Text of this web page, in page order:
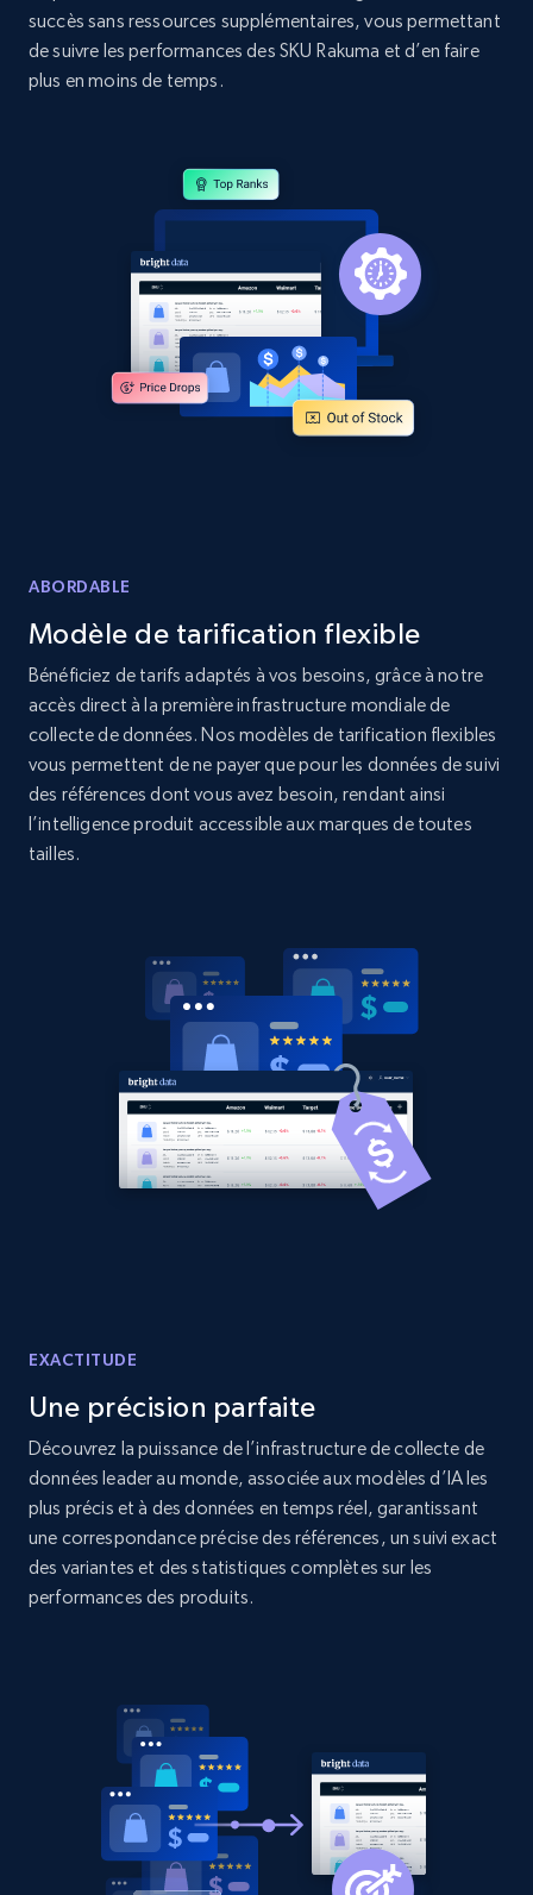
Amazon products global dataset
375+ Commencer
Amazon products global dataset - Collects
products by specific category URL
Title, Seller name, Brand, Description, Initial
price, Currency, Availability, Reviews count, and
Amazon products global dataset -
Collecting products by keyword search
Title, Seller name, Brand, Description, Initial
price, Currency, Availability, Reviews count, and
more.
2.1K+ 375+ Commencer
products by best sellers category URL
Title, Seller name, Brand, Description, Initial
price, Currency, Availability, Reviews count, and
375+ Commencer
more.
2.1K+ 375+
Amazon products global dataset - Collect
products from Brands URLs
Title, Seller name, Brand, Description, Initial
375+
URL, Product id, Listing inventory id, Title, Rating,
succès sans ressources supplémentaires, vous permettant
de suivre les performances des SKU Rakuma et d’en faire
plus en moins de temps.
ABORDABLE
Modèle de tarification flexible
Bénéficiez de tarifs adaptés à vos besoins, grâce à notre
accès direct à la première infrastructure mondiale de
collecte de données. Nos modèles de tarification flexibles
vous permettent de ne payer que pour les données de suivi
des références dont vous avez besoin, rendant ainsi
l’intelligence produit accessible aux marques de toutes
tailles.
EXACTITUDE
Une précision parfaite
Découvrez la puissance de l’infrastructure de collecte de
données leader au monde, associée aux modèles d’IA les
plus précis et à des données en temps réel, garantissant
une correspondance précise des références, un suivi exact
des variantes et des statistiques complètes sur les
performances des produits.